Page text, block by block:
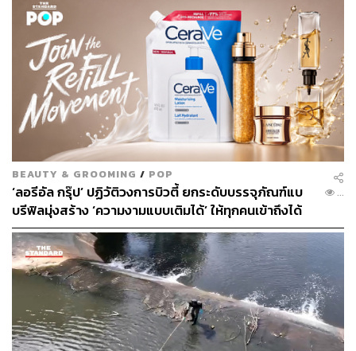
BEAUTY & GROOMING / POP
‘ลอรีอัล กรุ๊ป’ ปฏิวัติวงการบิวตี้ ยกระดับบรรจุภัณฑ์แบ
บรีฟิลมุ่งสร้าง ‘ความงามแบบเติมได้’ ให้ทุกคนเข้าถึงได้
[Advertorial]
...